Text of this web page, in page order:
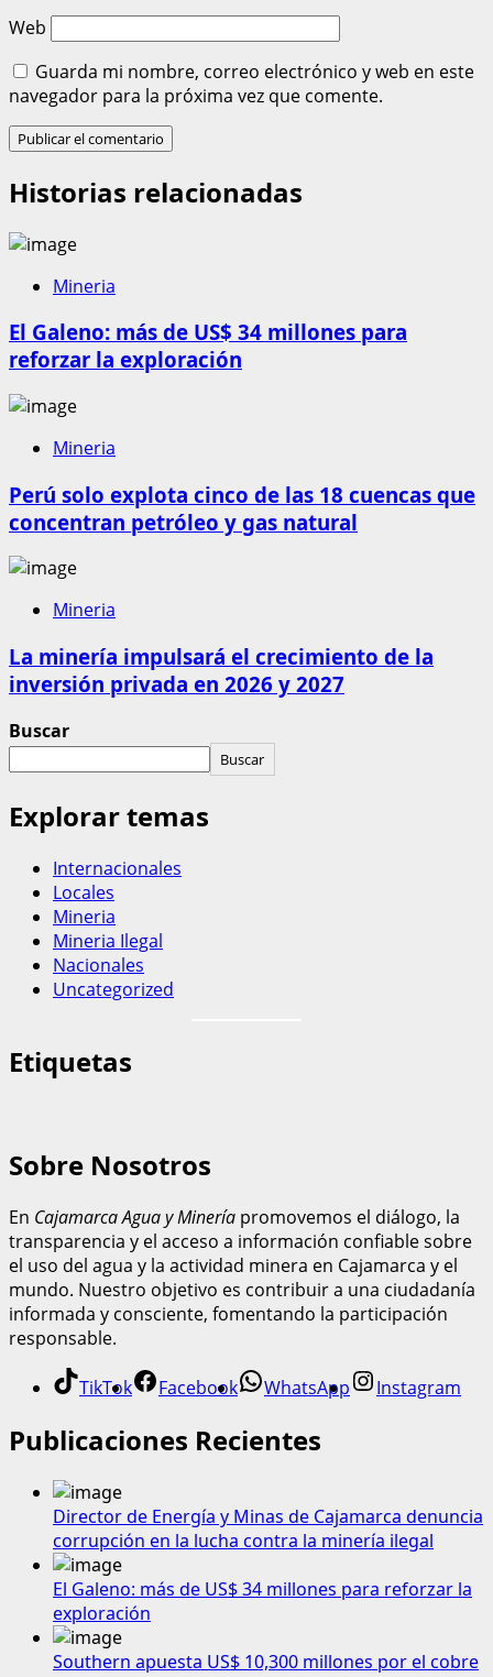
Web
Guarda mi nombre, correo electrónico y web en este
navegador para la próxima vez que comente.
Historias relacionadas
Mineria
El Galeno: más de US$ 34 millones para
reforzar la exploración
Mineria
Perú solo explota cinco de las 18 cuencas que
concentran petróleo y gas natural
Mineria
La minería impulsará el crecimiento de la
inversión privada en 2026 y 2027
Buscar
Buscar
Explorar temas
Internacionales
Locales
Mineria
Mineria Ilegal
Nacionales
Uncategorized
Etiquetas
Sobre Nosotros
En Cajamarca Agua y Minería promovemos el diálogo, la
transparencia y el acceso a información confiable sobre
el uso del agua y la actividad minera en Cajamarca y el
mundo. Nuestro objetivo es contribuir a una ciudadanía
informada y consciente, fomentando la participación
responsable.
TikTok Facebook WhatsApp Instagram
Publicaciones Recientes
Director de Energía y Minas de Cajamarca denuncia
corrupción en la lucha contra la minería ilegal
El Galeno: más de US$ 34 millones para reforzar la
exploración
Southern apuesta US$ 10,300 millones por el cobre